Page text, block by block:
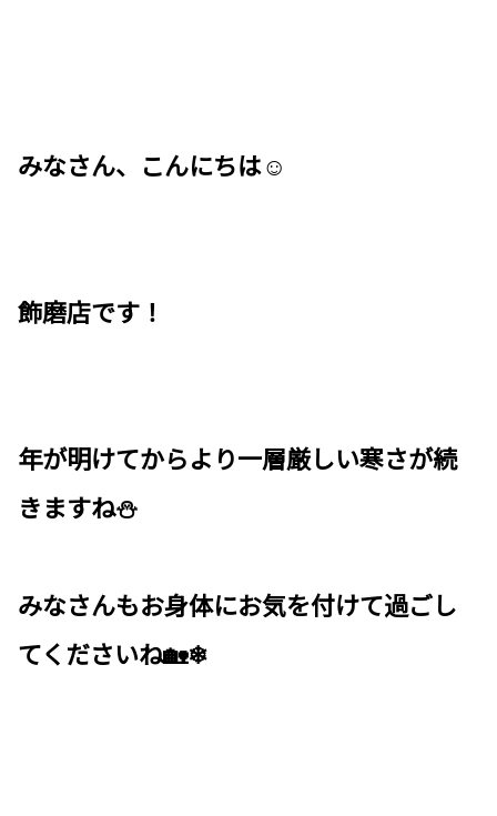
みなさん、こんにちは☺
飾磨店です！
年が明けてからより一層厳しい寒さが続
きますね⛄
みなさんもお身体にお気を付けて過ごし
てくださいね🏡❄